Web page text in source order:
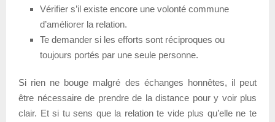
Vérifier s’il existe encore une volonté commune
d’améliorer la relation.
Te demander si les efforts sont réciproques ou
toujours portés par une seule personne.
Si rien ne bouge malgré des échanges honnêtes, il peut
être nécessaire de prendre de la distance pour y voir plus
clair. Et si tu sens que la relation te vide plus qu’elle ne te